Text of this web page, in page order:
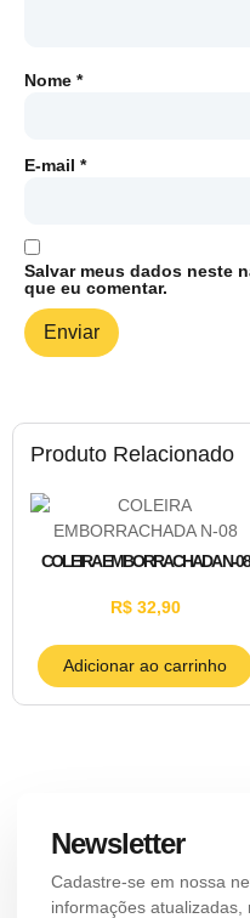
Produto Relacionado
COLEIRA EMBORRACHADA N-08
R$32,90
Adicionar ao carrinho
Nome *
E-mail *
Salvar meus dados neste
que eu comentar.
Newsletter
Cadastre-se em nossa
informações atualizadas,